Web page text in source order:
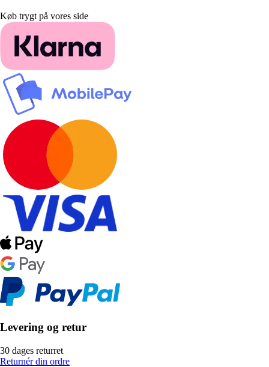
Køb trygt på vores side
Levering og retur
30 dages returret
Returnér din ordre